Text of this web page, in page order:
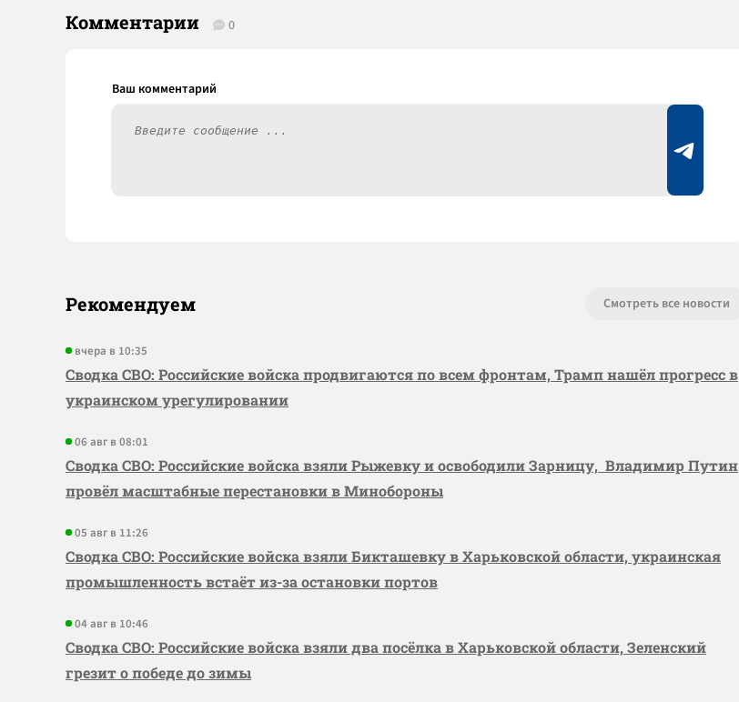
Комментарии 0
Рекомендуем Смотреть все новости
вчера в 10:35
Сводка СВО: Российские войска продвигаются по всем фронтам, Трамп нашёл прогресс в
украинском урегулировании
06 авг в 08:01
Сводка СВО: Российские войска взяли Рыжевку и освободили Зарницу, Владимир Путин
провёл масштабные перестановки в Минобороны
05 авг в 11:26
Сводка СВО: Российские войска взяли Бикташевку в Харьковской области, украинская
промышленность встаёт из-за остановки портов
04 авг в 10:46
Сводка СВО: Российские войска взяли два посёлка в Харьковской области, Зеленский
грезит о победе до зимы